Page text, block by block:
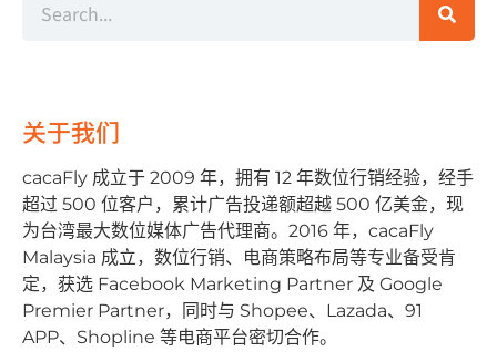
关于我们
cacaFly 成⽴于 2009 年，拥有 12 年数位⾏销经验，经⼿
超过 500 位客户，累计⼴告投递额超越 500 亿美⾦，现
为台湾最⼤数位媒体⼴告代理商。2016 年，cacaFly
Malaysia 成⽴，数位⾏销、电商策略布局等专业备受肯
定，获选 Facebook Marketing Partner 及 Google
Premier Partner，同时与 Shopee、Lazada、91
APP、Shopline 等电商平台密切合作。